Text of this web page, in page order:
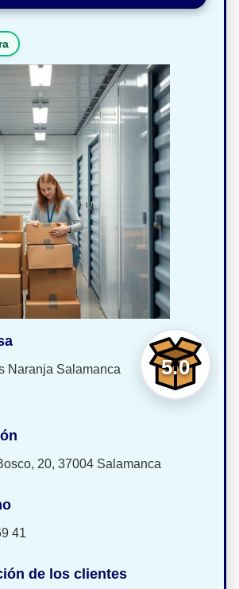
5.0
Naranja Salamanca
20, 37004 Salamanca
41
de los clientes